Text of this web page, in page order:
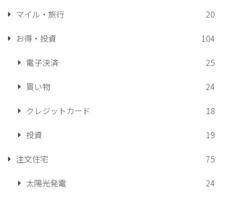
マイル・旅行
20
お得・投資
104
電子決済
25
買い物
24
クレジットカード
18
投資
19
注文住宅
75
太陽光発電
24